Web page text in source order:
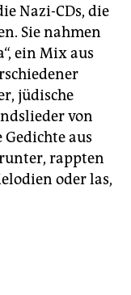
Nazi-CDs, die
Sie nahmen
ein Mix aus
jüdische
von
aus
rappten
oder las,